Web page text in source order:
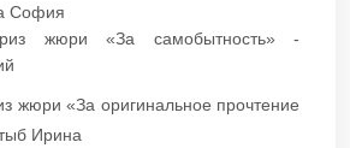
София
жюри «За самобытность» -
жюри «За оригинальное прочтение
Ирина